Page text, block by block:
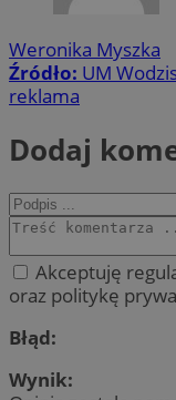
Weronika Myszka
Źródło: UM
reklama
Dodaj
Akceptuję
oraz politykę
Błąd:
Wynik: